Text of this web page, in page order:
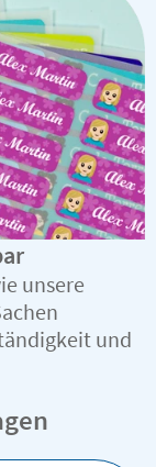
unsere
und